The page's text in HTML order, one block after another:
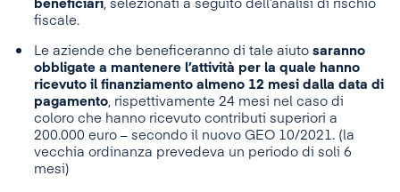
beneficiari , selezionati a seguito dell’analisi di rischio
fiscale.
Le aziende che beneficeranno di tale aiuto saranno
obbligate a mantenere l’attività per la quale hanno
ricevuto il finanziamento almeno 12 mesi dalla data di
pagamento , rispettivamente 24 mesi nel caso di
coloro che hanno ricevuto contributi superiori a
200.000 euro – secondo il nuovo GEO 10/2021. (la
vecchia ordinanza prevedeva un periodo di soli 6
mesi)